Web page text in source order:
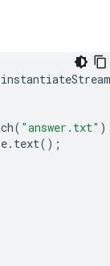
( "answer.txt"
. text();